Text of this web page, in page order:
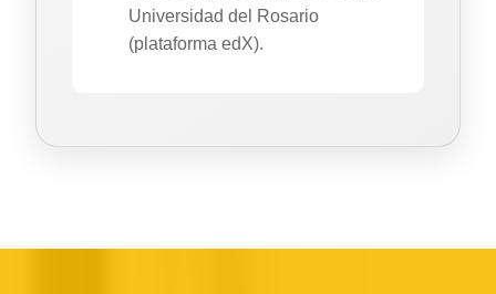
Universidad del Rosario
(plataforma edX).